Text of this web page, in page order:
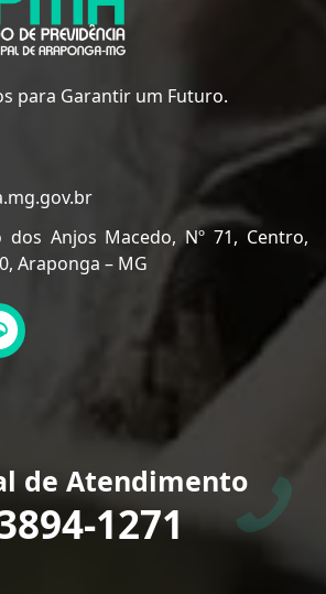
para Garantir um Futuro.
dos Anjos Macedo, Nº 71, Centro,
Araponga – MG
de Atendimento
1271